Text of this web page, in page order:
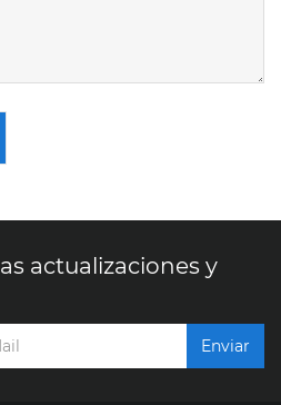
actualizaciones y
Enviar